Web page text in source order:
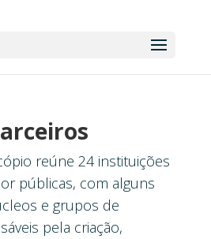
reúne 24 instituições
públicas, com alguns
e grupos de
pela criação,